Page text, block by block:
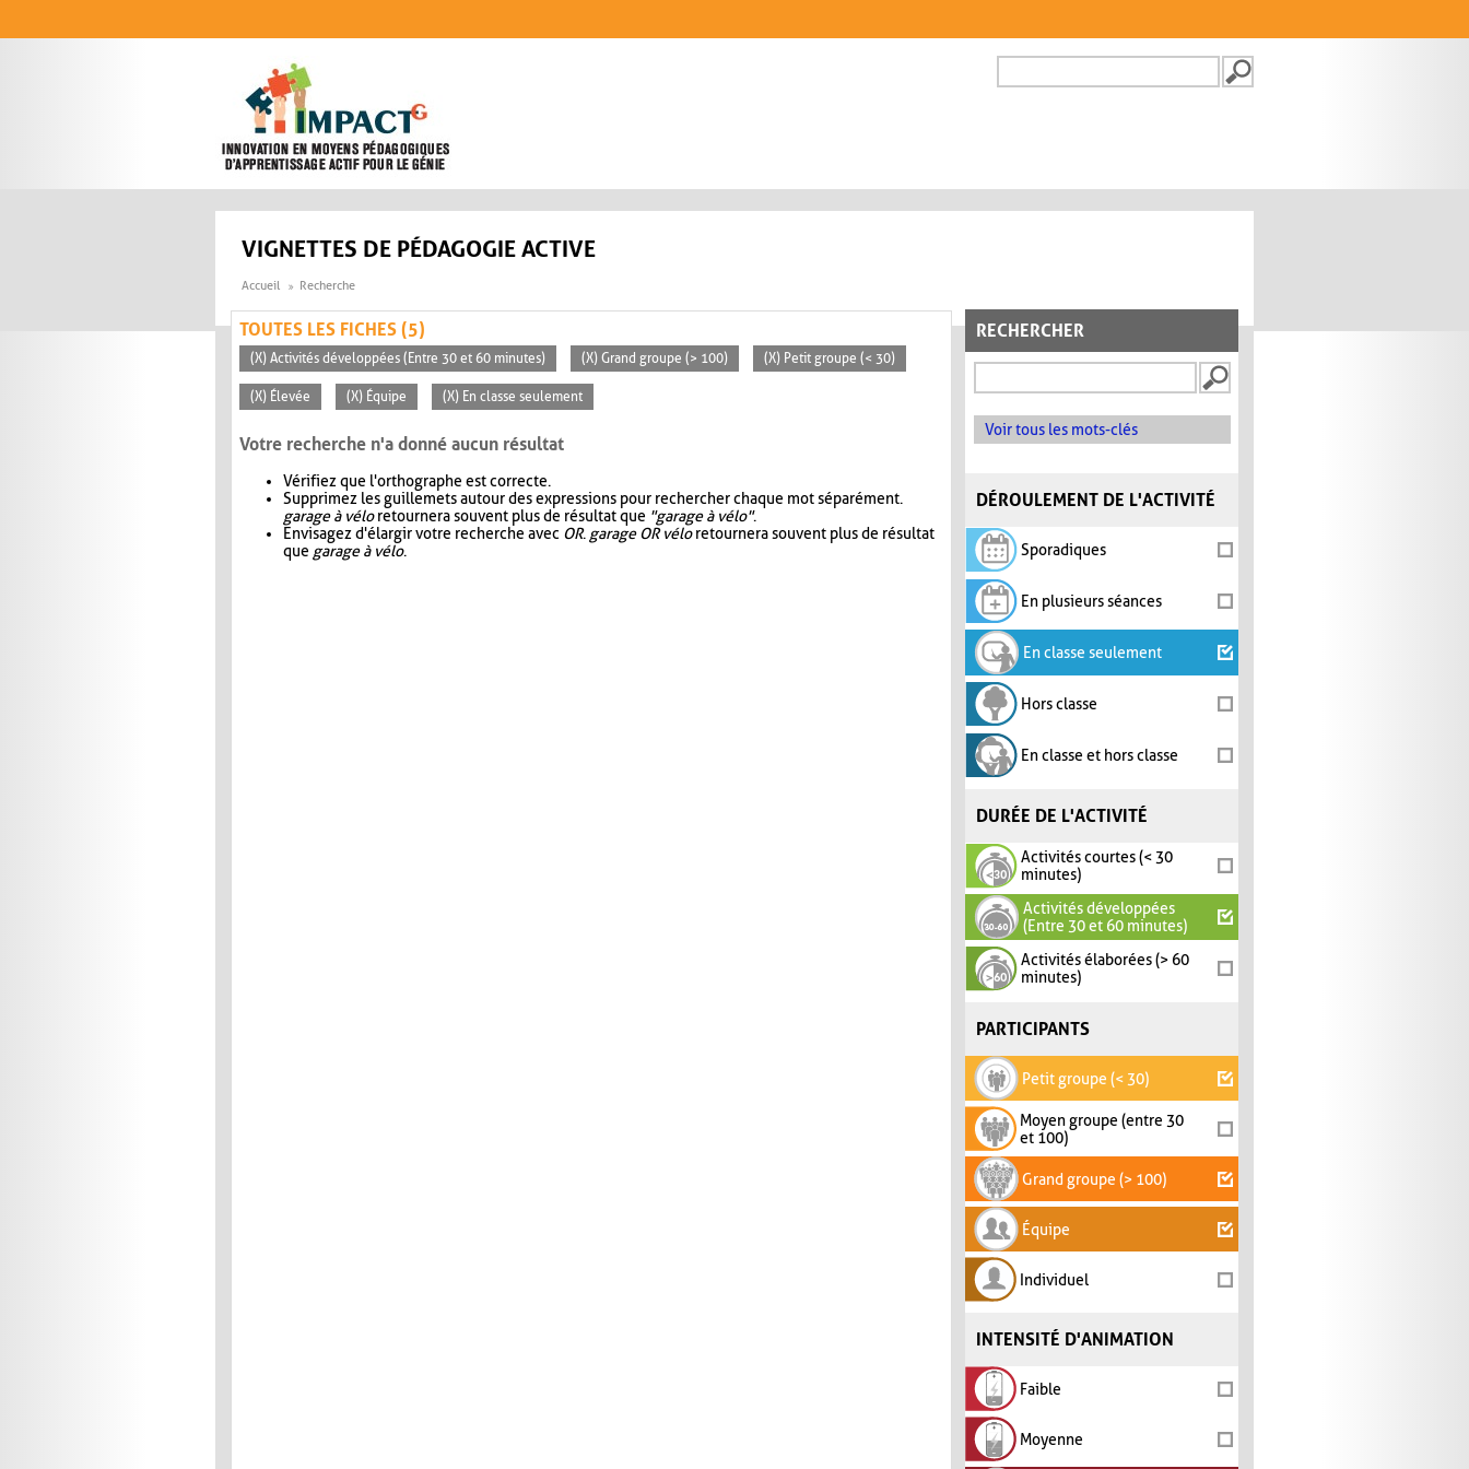
FORMULAIRE DE
VIGNETTES DE PÉDAGOGIE ACTIVE
Accueil Recherche
RECHERCHER
Voir tous les mots-clés
DÉROULEMENT DE L'ACTIVITÉ
Sporadiques
En plusieurs séances
En classe seulement
Hors classe
En classe et hors classe
DURÉE DE L'ACTIVITÉ
Activités courtes (< 30
minutes)
Activités développées
(Entre 30 et 60 minutes)
Activités élaborées (> 60
minutes)
PARTICIPANTS
Petit groupe (< 30)
Moyen groupe (entre 30
et 100)
Grand groupe (> 100)
Équipe
Individuel
INTENSITÉ D'ANIMATION
Faible
Moyenne
TOUTES LES FICHES (5)
(X) Activités développées (Entre 30 et 60 minutes) (X) Grand groupe (> 100) (X) Petit groupe (< 30)
(X) Élevée (X) Équipe (X) En classe seulement
Votre recherche n'a donné aucun résultat
Vérifiez que l'orthographe est correcte.
Supprimez les guillemets autour des expressions pour rechercher chaque mot séparément.
garage à véloretournera souvent plus de résultat que "garage à vélo".
Envisagez d'élargir votre recherche avec OR. garage OR véloretournera souvent plus de résultat
que garage à vélo.